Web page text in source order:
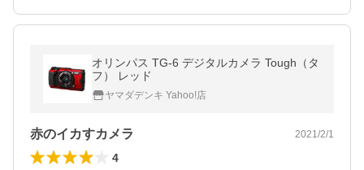
オリンパス TG-6 デジタルカメラ Tough（タ
フ） レッド
ヤマダデンキ Yahoo!店
赤のイカすカメラ 2021/2/1
4